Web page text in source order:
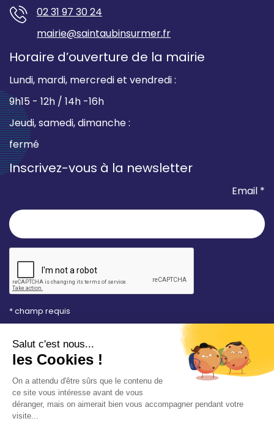
02 31 97 30 24
mairie@saintaubinsurmer.fr
Horaire d’ouverture de la mairie
Lundi, mardi, mercredi et vendredi :
9h15 - 12h / 14h -16h
Jeudi, samedi, dimanche :
fermé
Inscrivez-vous à la newsletter
Email *
* champ requis
vous envoyer les lettres d'information de la Mairie de
Saint-Aubin-sur-Mer. Vous pouvez à tout moment
utiliser le lien de désabonnement intégré dans la
newsletter. Consultez notre